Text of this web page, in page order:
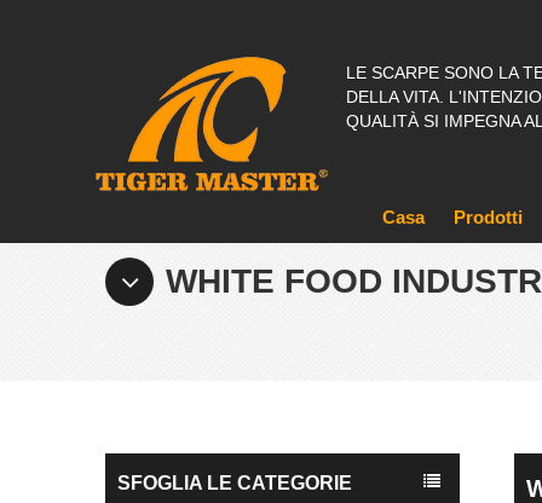
LE SCARPE SONO LA
DELLA VITA.
QUALITÀ SI IMPEGNA
Casa Prodotti
WHITE FOOD
SFOGLIA LE CATEGORIE